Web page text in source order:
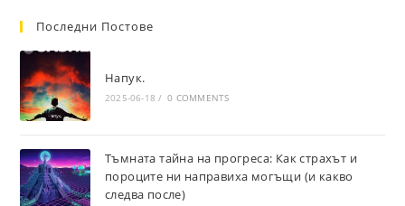
Последни Постове
Напук.
2025-06-18 / 0 COMMENTS
Тъмната тайна на прогреса: Как страхът и
пороците ни направиха могъщи (и какво
следва после)